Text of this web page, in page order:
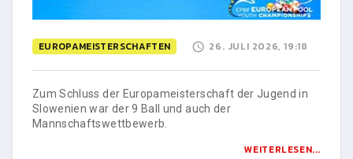
EUROPAMEISTERSCHAFTEN 26. JULI 2026, 19:18
Zum Schluss der Europameisterschaft der Jugend in
Slowenien war der 9 Ball und auch der
Mannschaftswettbewerb.
WEITERLESEN...